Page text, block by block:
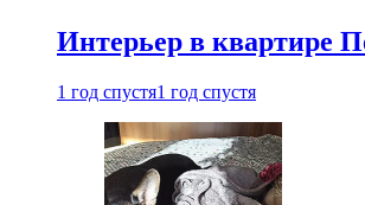
Интерьер в квартире
1 год спустя1 год спустя